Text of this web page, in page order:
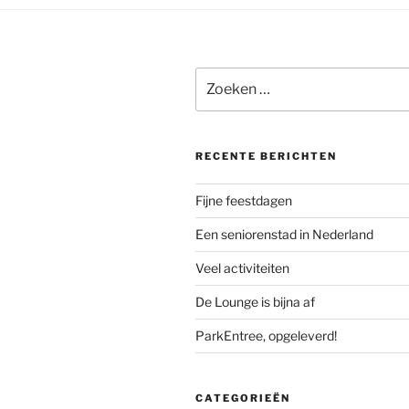
naar:
RECENTE BERICHTEN
Fijne feestdagen
Een seniorenstad in Nederland
Veel activiteiten
De Lounge is bijna af
ParkEntree, opgeleverd!
CATEGORIEËN